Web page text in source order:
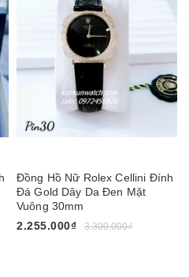
Đồng Hồ Nữ Rolex Cellini Đính
Đá Gold Dây Da Đen Mặt
Vuông 30mm
2.255.000₫
3.300.000₫